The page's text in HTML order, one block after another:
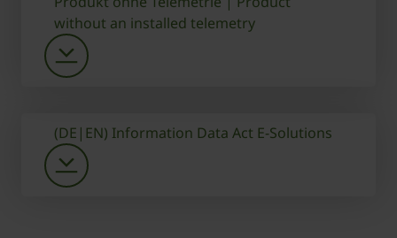
without an installed telemetry
(DE|EN) Information Data Act E-Solutions